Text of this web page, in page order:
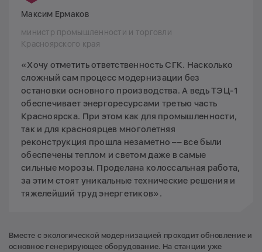
Максим Ермаков
министр промышленности и торговли
Красноярского края
«Хочу отметить ответственность СГК. Насколько
сложный сам процесс модернизации без
остановки основного производства. А ведь ТЭЦ-1
обеспечивает энергоресурсами третью часть
Красноярска. При этом как для промышленности,
так и для красноярцев многолетняя
реконструкция прошла незаметно –– все были
обеспечены теплом и светом даже в самые
сильные морозы. Проделана колоссальная работа,
за этим стоят уникальные технические решения и
тяжелейший труд энергетиков».
Вместе с экологической модернизацией проходит обновление и
основное генерирующее оборудование. На станции уже